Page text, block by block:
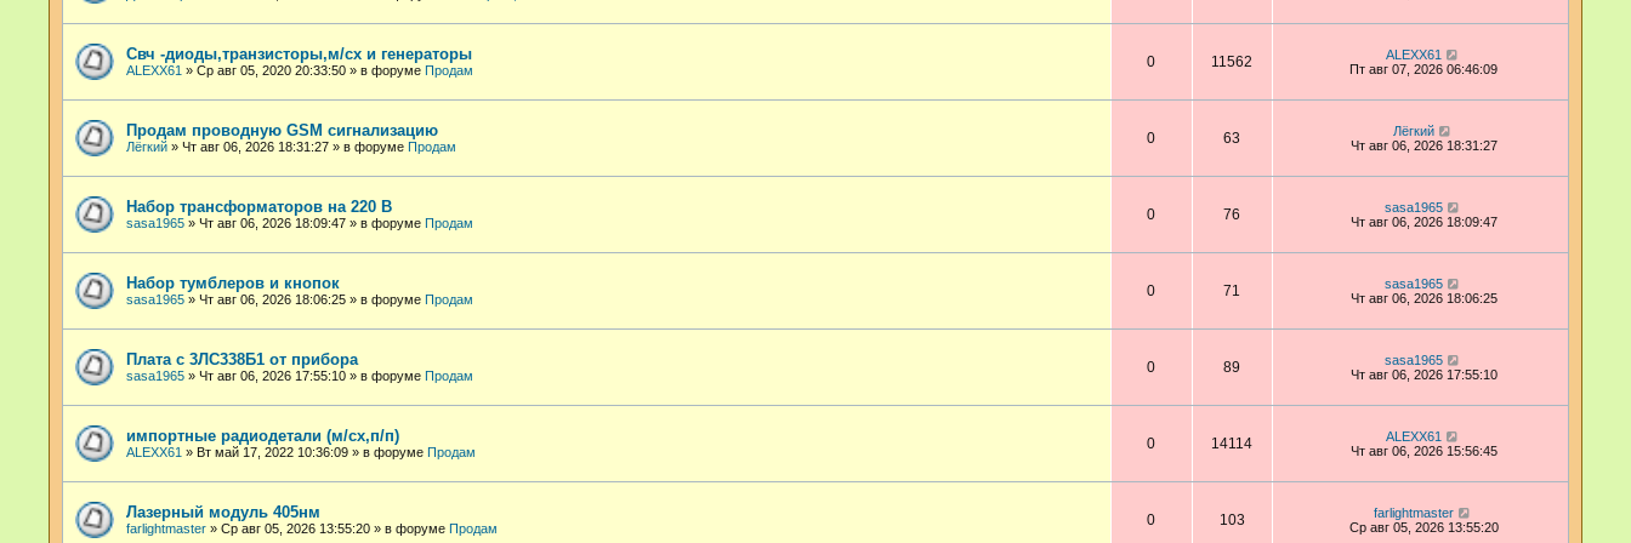
Свч -диоды,транзисторы,м/сх и генераторы
ALEXX61 » Ср авг 05, 2020 20:33:50 » в форуме Продам
0 11562
ALEXX61
Пт авг 07, 2026 06:46:09
Продам проводную GSM сигнализацию
Лёгкий » Чт авг 06, 2026 18:31:27 » в форуме Продам
0 63
Лёгкий
Чт авг 06, 2026 18:31:27
Набор трансформаторов на 220 В
sasa1965 » Чт авг 06, 2026 18:09:47 » в форуме Продам
0 76
sasa1965
Чт авг 06, 2026 18:09:47
Набор тумблеров и кнопок
sasa1965 » Чт авг 06, 2026 18:06:25 » в форуме Продам
0 71
sasa1965
Чт авг 06, 2026 18:06:25
Плата с 3ЛС338Б1 от прибора
sasa1965 » Чт авг 06, 2026 17:55:10 » в форуме Продам
0 89
sasa1965
Чт авг 06, 2026 17:55:10
импортные радиодетали (м/сх,п/п)
ALEXX61 » Вт май 17, 2022 10:36:09 » в форуме Продам
0 14114
ALEXX61
Чт авг 06, 2026 15:56:45
Лазерный модуль 405нм
farlightmaster » Ср авг 05, 2026 13:55:20 » в форуме Продам
0 103
farlightmaster
Ср авг 05, 2026 13:55:20